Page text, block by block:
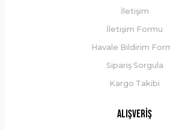
İletişim
İletişim Formu
Havale Bildirim
Sipariş Sorgula
Kargo Takibi
Alışveriş